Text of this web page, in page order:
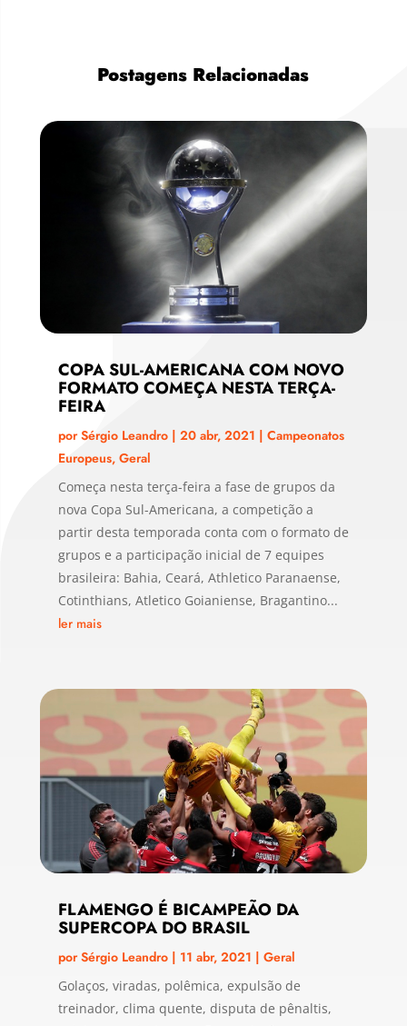
Postagens Relacionadas
COPA SUL-AMERICANA COM NOVO
FORMATO COMEÇA NESTA TERÇA-
FEIRA
porSérgio Leandro| 20 abr, 2021 | Campeonatos
Europeus, Geral
Começa nesta terça-feira a fase de grupos da
nova Copa Sul-Americana, a competição a
partir desta temporada conta com o formato de
grupos e a participação inicial de 7 equipes
brasileira: Bahia, Ceará, Athletico Paranaense,
Cotinthians, Atletico Goianiense, Bragantino...
ler mais
FLAMENGO É BICAMPEÃO DA
SUPERCOPA DO BRASIL
porSérgio Leandro| 11 abr, 2021 | Geral
Golaços, viradas, polêmica, expulsão de
treinador, clima quente, disputa de pênaltis,